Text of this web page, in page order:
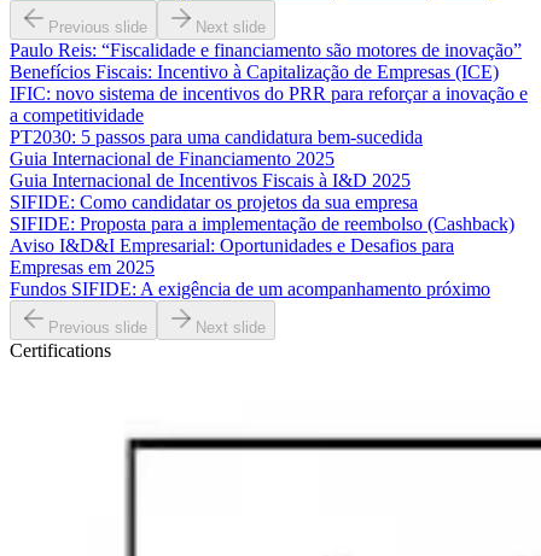
Previous slide Next slide
Paulo Reis: “Fiscalidade e financiamento são motores de inovação”
Benefícios Fiscais: Incentivo à Capitalização de Empresas (ICE)
IFIC: novo sistema de incentivos do PRR para reforçar a inovação e
a competitividade
PT2030: 5 passos para uma candidatura bem-sucedida
Guia Internacional de Financiamento 2025
Guia Internacional de Incentivos Fiscais à I&D 2025
SIFIDE: Como candidatar os projetos da sua empresa
SIFIDE: Proposta para a implementação de reembolso (Cashback)
Aviso I&D&I Empresarial: Oportunidades e Desafios para
Empresas em 2025
Fundos SIFIDE: A exigência de um acompanhamento próximo
Previous slide Next slide
Certifications